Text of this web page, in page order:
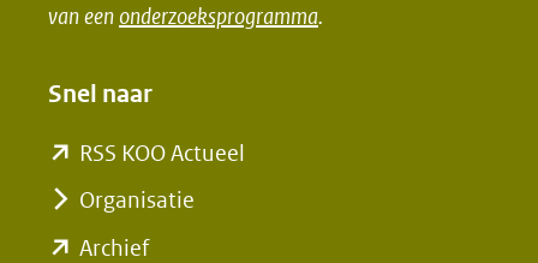
nieuw
naar
andere
nieuw
naar
andere
van een onderzoeksprogramma.
Snel naar
RSS KOO Actueel
Organisatie
Archief(opent